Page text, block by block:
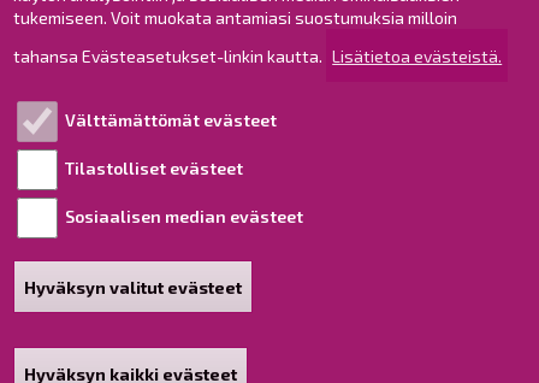
tukemiseen. Voit muokata antamiasi suostumuksia milloin
tahansa Evästeasetukset-linkin kautta. Lisätietoa evästeistä.
Välttämättömät evästeet
Tilastolliset evästeet
Sosiaalisen median evästeet
Hyväksyn valitut evästeet
Hyväksyn kaikki evästeet
Poista hyväksyntä
Esityslistat ja pöytäkirjat
Viranhaltijapäätökset
Saavutettavuusseloste
Sivukartta